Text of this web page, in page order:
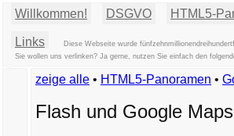
Willkommen! DSGVO HTML5-
Links
Diese Webseite wurde
Sie wollen uns verlinken? Ja gerne, nutzen Sie einfach den
zeige alle • HTML5-Panoramen •
Flash und Google